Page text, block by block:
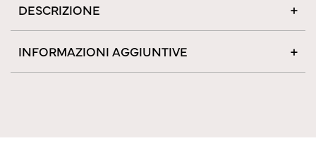
DESCRIZIONE
INFORMAZIONI AGGIUNTIVE